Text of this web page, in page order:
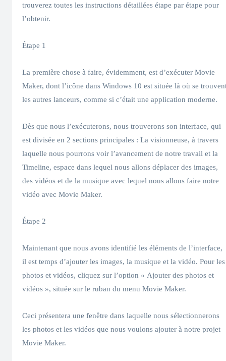
trouverez toutes les instructions détaillées étape par étape pour
l’obtenir.
Étape 1
La première chose à faire, évidemment, est d’exécuter Movie
Maker, dont l’icône dans Windows 10 est située là où se
les autres lanceurs, comme si c’était une application moderne.
Dès que nous l’exécuterons, nous trouverons son interface, qui
est divisée en 2 sections principales : La visionneuse, à travers
laquelle nous pourrons voir l’avancement de notre travail et la
Timeline, espace dans lequel nous allons déplacer des images,
des vidéos et de la musique avec lequel nous allons faire notre
vidéo avec Movie Maker.
Étape 2
Maintenant que nous avons identifié les éléments de l’interface,
il est temps d’ajouter les images, la musique et la vidéo. Pour les
photos et vidéos, cliquez sur l’option « Ajouter des photos et
vidéos », située sur le ruban du menu Movie Maker.
Ceci présentera une fenêtre dans laquelle nous sélectionnerons
les photos et les vidéos que nous voulons ajouter à notre projet
Movie Maker.